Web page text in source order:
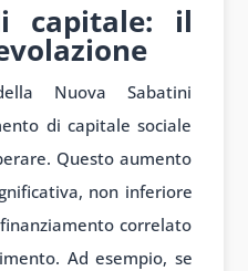
capitale: il
Nuova Sabatini
di capitale sociale
Questo aumento
non inferiore
correlato
Ad esempio, se